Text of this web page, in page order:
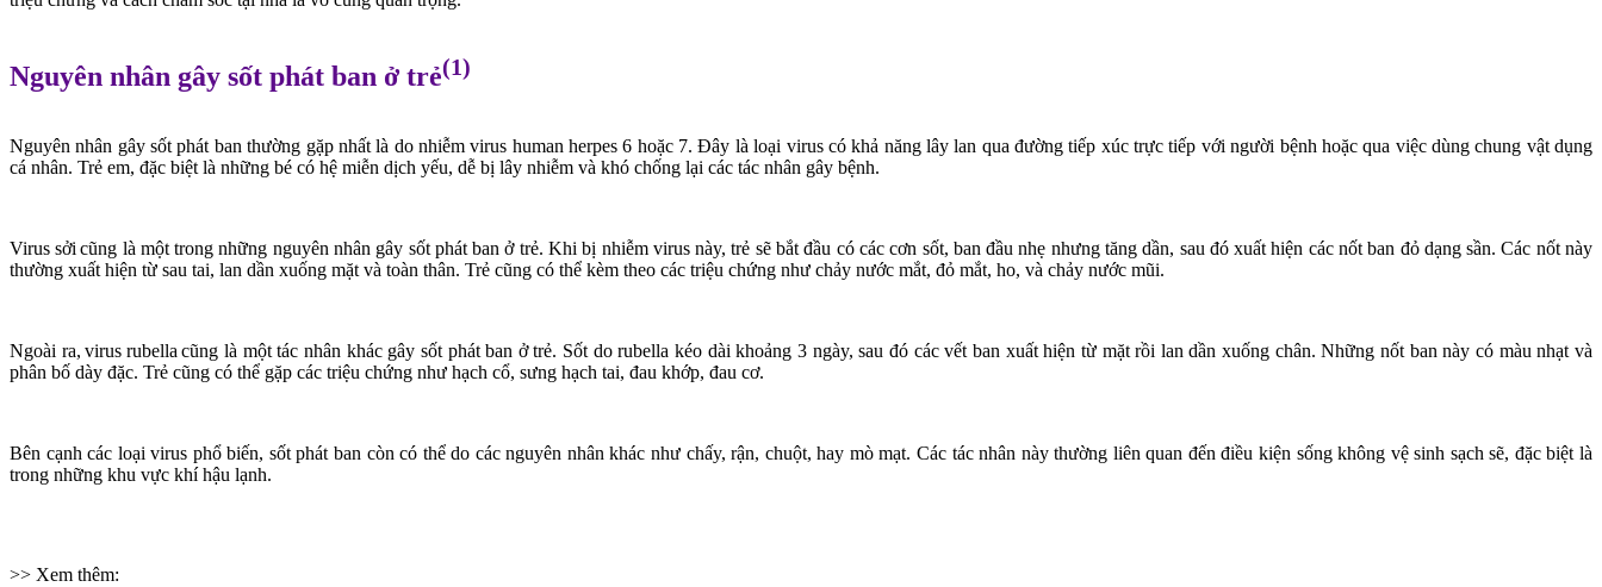
Nguyên nhân gây sốt phát ban ở trẻ(1)
Nguyên nhân gâysốt phát ban thường gặp nhấtlà do nhiễm virus human herpes 6 hoặc 7. Đây là loại virus có khả năng lây lan qua đường tiếp xúc trực tiếp với người bệnh hoặc qua việc dùng chung vật dụng
cá nhân. Trẻ em, đặc biệt là những bé có hệ miễn dịch yếu, dễ bị lây nhiễm và khó chống lại các tác nhân gây bệnh.
Virus sởi cũng là một trong những nguyên nhân gây sốt phát ban ở trẻ. Khi bị nhiễm virus này, trẻ sẽ bắt đầu có các cơn sốt, ban đầu nhẹ nhưng tăng dần, sau đó xuất hiện các nốt ban đỏ dạng sần. Các nốt này
thường xuất hiện từ sau tai, lan dần xuống mặt và toàn thân. Trẻ cũng có thể kèm theo các triệu chứng như chảy nước mắt, đỏ mắt, ho, và chảy nước mũi.
Ngoài ra, virus rubella cũng là một tác nhân khác gây sốt phát ban ở trẻ. Sốt do rubella kéo dài khoảng 3 ngày, sau đó các vết ban xuất hiện từ mặt rồi lan dần xuống chân. Những nốt ban này có màu nhạt và
phân bố dày đặc. Trẻ cũng có thể gặp các triệu chứng như hạch cổ, sưng hạch tai, đau khớp, đau cơ.
Bên cạnh các loại virus phổ biến, sốt phát ban còn có thể do các nguyên nhân khác như chấy, rận, chuột, hay mò mạt. Các tác nhân này thường liên quan đến điều kiện sống không vệ sinh sạch sẽ, đặc biệt là
trong những khu vực khí hậu lạnh.
>> Xem thêm: